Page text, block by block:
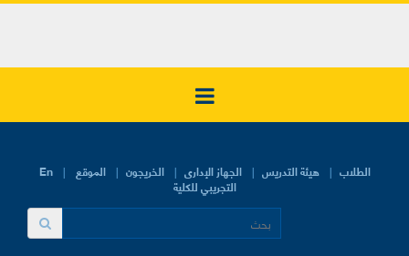
En الطلاب هيئة التدريس الجهاز الإدارى الخريجون الموقع
التجريبي للكلية